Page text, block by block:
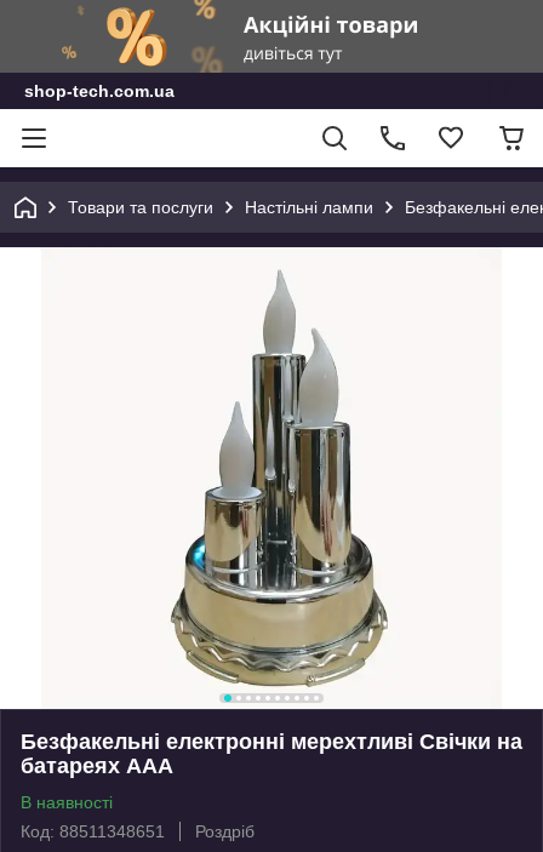
shop-tech.com.ua
Товари та послуги Настільні лампи Безфакельні
Безфакельні електронні мерехтливі Свічки на
батареях ААА
В наявності
Код: 88511348651
Роздріб